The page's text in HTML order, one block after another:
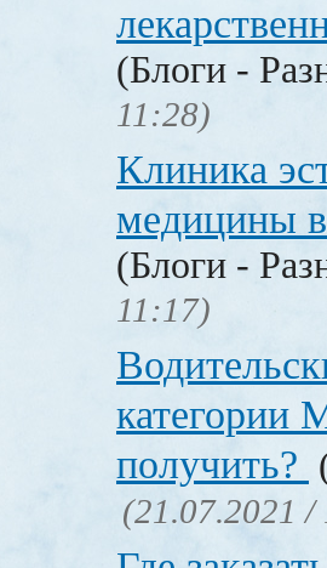
(Блоги -
11:28)
Клиника
медицины
(Блоги -
11:17)
категории
получить?
(21.07.2021 /